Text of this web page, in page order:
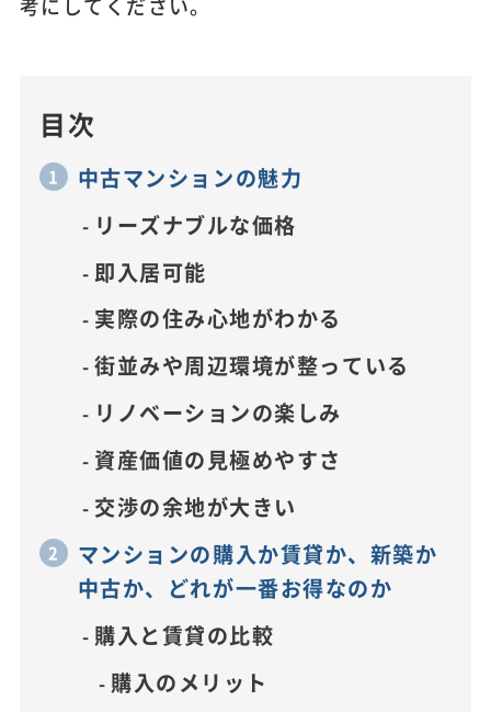
目次
中古マンションの魅力
リーズナブルな価格
即入居可能
実際の住み心地がわかる
街並みや周辺環境が整っている
リノベーションの楽しみ
資産価値の見極めやすさ
交渉の余地が大きい
マンションの購入か賃貸か、新築か
中古か、どれが一番お得なのか
購入と賃貸の比較
購入のメリット